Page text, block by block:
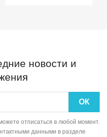
новости и
отписаться в любой момент.
данными в разделе